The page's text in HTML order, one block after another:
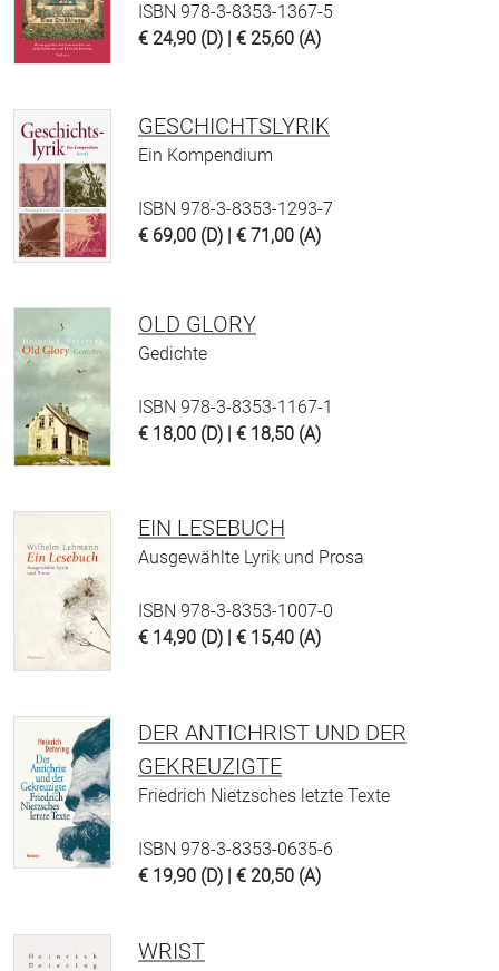
ISBN 978-3-8353-1367-5
€ 24,90 (D) | € 25,60 (A)
GESCHICHTSLYRIK
Ein Kompendium
ISBN 978-3-8353-1293-7
€ 69,00 (D) | € 71,00 (A)
OLD GLORY
Gedichte
ISBN 978-3-8353-1167-1
€ 18,00 (D) | € 18,50 (A)
EIN LESEBUCH
Ausgewählte Lyrik und Prosa
ISBN 978-3-8353-1007-0
€ 14,90 (D) | € 15,40 (A)
DER ANTICHRIST UND DER
GEKREUZIGTE
Friedrich Nietzsches letzte Texte
ISBN 978-3-8353-0635-6
€ 19,90 (D) | € 20,50 (A)
WRIST